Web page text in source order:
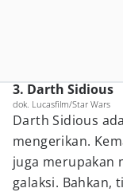
3. Darth Sidious
dok. Lucasfilm/Star Wars
Darth Sidious
mengerikan.
juga merupakan
galaksi. Bahkan,